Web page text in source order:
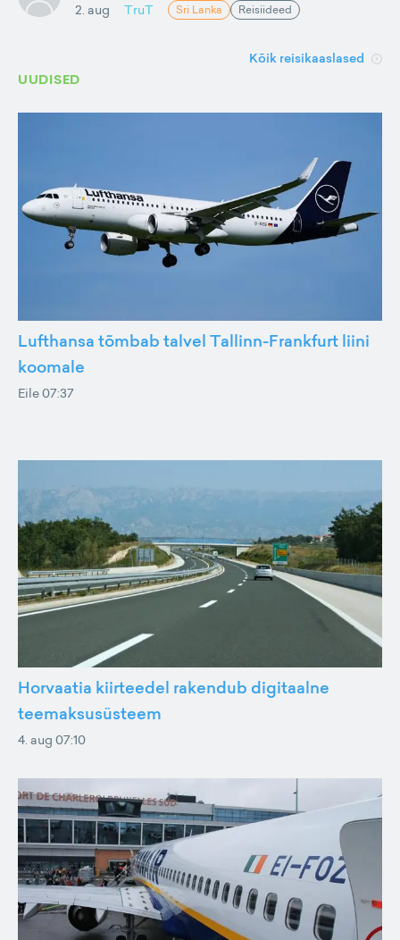
2. aug TruT Sri Lanka Reisiideed
Kõik reisikaaslased
UUDISED
Lufthansa tõmbab talvel Tallinn-Frankfurt liini
koomale
Eile 07:37
Horvaatia kiirteedel rakendub digitaalne
teemaksusüsteem
4. aug 07:10